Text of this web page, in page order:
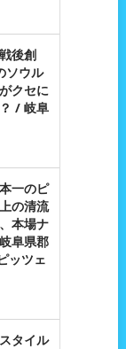
後創
ソウル
クセに
/ 岐阜
一のピ
の清流
本場ナ
阜県郡
ッツェ
タイル